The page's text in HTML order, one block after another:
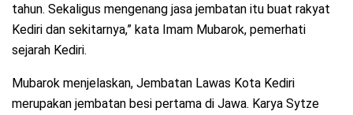
tahun. Sekaligus mengenang jasa jembatan itu buat rakyat
Kediri dan sekitarnya,” kata Imam Mubarok, pemerhati
sejarah Kediri.
Mubarok menjelaskan, Jembatan Lawas Kota Kediri
merupakan jembatan besi pertama di Jawa. Karya Sytze